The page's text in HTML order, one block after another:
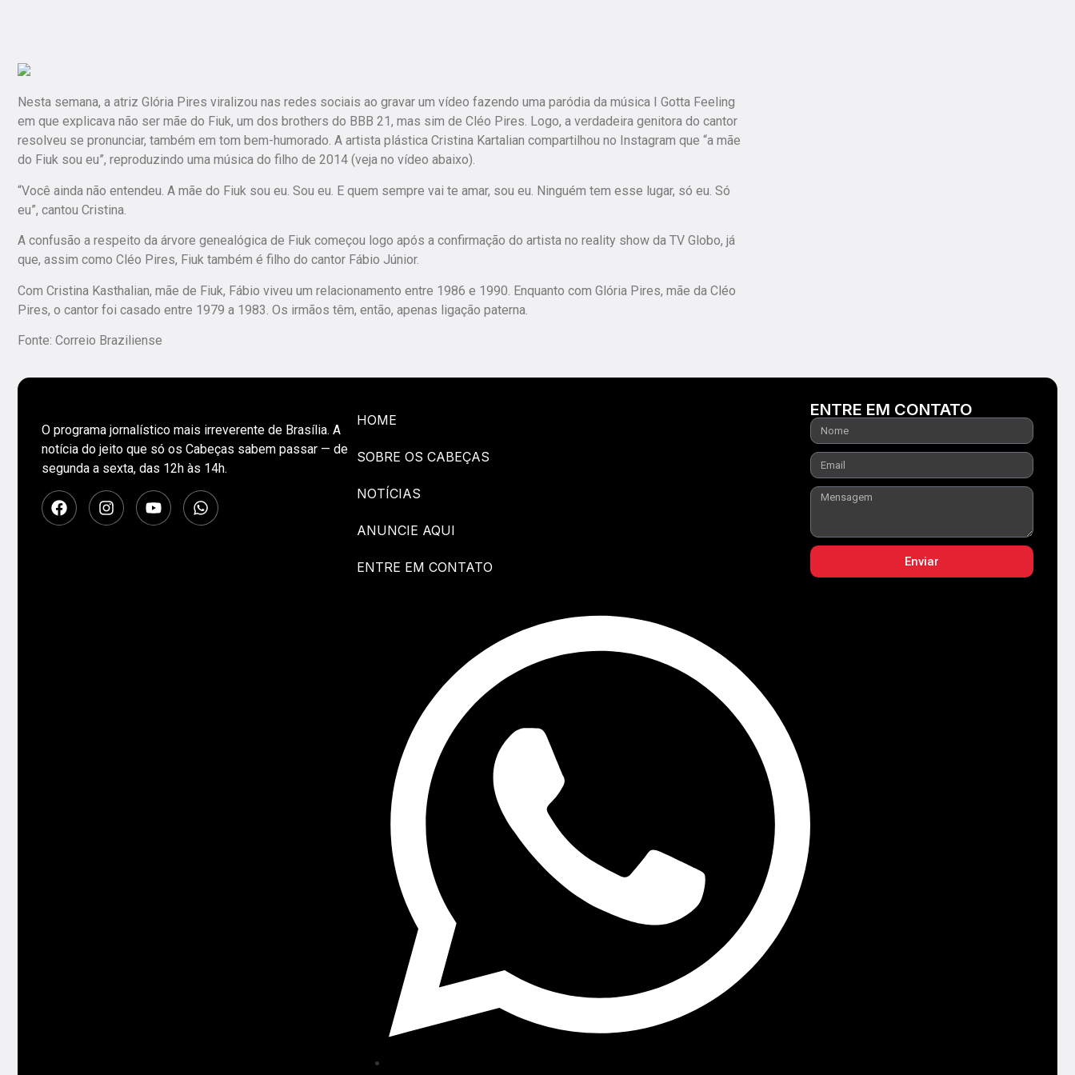
Nesta semana, a atriz Glória Pires viralizou nas redes sociais ao gravar um vídeo fazendo uma paródia da música I Gotta Feeling
em que explicava não ser mãe do Fiuk, um dos brothers do BBB 21, mas sim de Cléo Pires. Logo, a verdadeira genitora do cantor
resolveu se pronunciar, também em tom bem-humorado. A artista plástica Cristina Kartalian compartilhou no Instagram que “a mãe
do Fiuk sou eu”, reproduzindo uma música do filho de 2014 (veja no vídeo abaixo).
“Você ainda não entendeu. A mãe do Fiuk sou eu. Sou eu. E quem sempre vai te amar, sou eu. Ninguém tem esse lugar, só eu. Só
eu”, cantou Cristina.
A confusão a respeito da árvore genealógica de Fiuk começou logo após a confirmação do artista no reality show da TV Globo, já
que, assim como Cléo Pires, Fiuk também é filho do cantor Fábio Júnior.
Com Cristina Kasthalian, mãe de Fiuk, Fábio viveu um relacionamento entre 1986 e 1990. Enquanto com Glória Pires, mãe da Cléo
Pires, o cantor foi casado entre 1979 a 1983. Os irmãos têm, então, apenas ligação paterna.
Fonte: Correio Braziliense
O programa jornalístico mais irreverente de Brasília. A
notícia do jeito que só os Cabeças sabem passar — de
segunda a sexta, das 12h às 14h.
HOME
SOBRE OS CABEÇAS
NOTÍCIAS
ANUNCIE AQUI
ENTRE EM CONTATO
ENTRE EM CONTATO
Enviar